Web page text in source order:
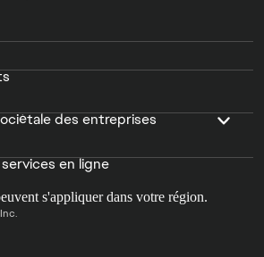
des entreprises
en ligne
s'appliquer dans votre région.